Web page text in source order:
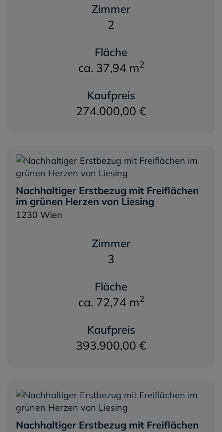
Zimmer
2
Fläche
ca. 37,94 m2
Kaufpreis
274.000,00 €
Nachhaltiger Erstbezug mit Freiflächen
im grünen Herzen von Liesing
1230 Wien
Zimmer
3
Fläche
ca. 72,74 m2
Kaufpreis
393.900,00 €
Nachhaltiger Erstbezug mit Freiflächen